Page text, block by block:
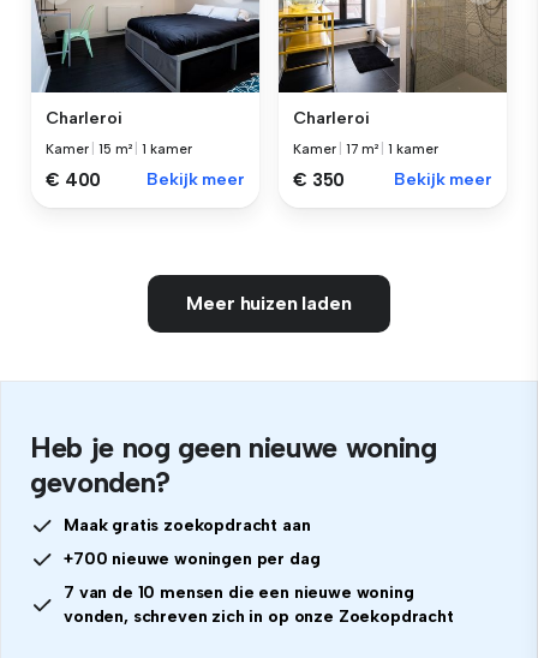
Charleroi
Kamer |15 m² |1 kamer
€ 400 Bekijk meer
Charleroi
Kamer |17 m² |1 kamer
€ 350 Bekijk meer
Meer huizen laden
Heb je nog geen nieuwe woning
gevonden?
Maak gratis zoekopdracht aan
+700 nieuwe woningen per dag
7 van de 10 mensen die een nieuwe woning
vonden, schreven zich in op onze Zoekopdracht